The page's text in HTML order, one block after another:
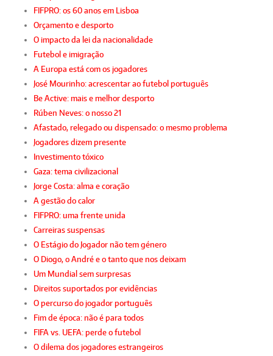
FIFPRO: os 60 anos em Lisboa
Orçamento e desporto
O impacto da lei da nacionalidade
Futebol e imigração
A Europa está com os jogadores
José Mourinho: acrescentar ao futebol português
Be Active: mais e melhor desporto
Rúben Neves: o nosso 21
Afastado, relegado ou dispensado: o mesmo problema
Jogadores dizem presente
Investimento tóxico
Gaza: tema civilizacional
Jorge Costa: alma e coração
A gestão do calor
FIFPRO: uma frente unida
Carreiras suspensas
O Estágio do Jogador não tem género
O Diogo, o André e o tanto que nos deixam
Um Mundial sem surpresas
Direitos suportados por evidências
O percurso do jogador português
Fim de época: não é para todos
FIFA vs. UEFA: perde o futebol
O dilema dos jogadores estrangeiros